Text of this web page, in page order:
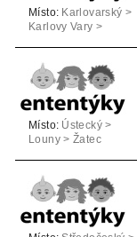
Místo: Karlovarský >
Karlovy Vary >
Místo: Ústecký >
Louny > Žatec